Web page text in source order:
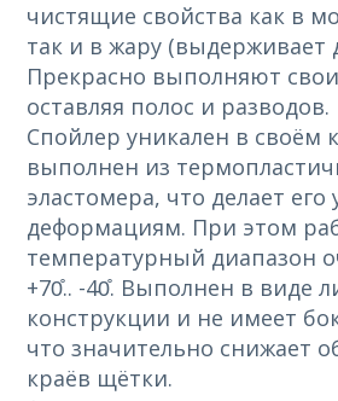
чистящие свойства как в
так и в жару (выдерживает
Прекрасно выполняют
оставляя полос и разводов.
Спойлер уникален в своём
выполнен из
эластомера, что делает
деформациям. При этом
температурный диапазон
+70̊.. -40̊. Выполнен в виде
конструкции и не имеет
что значительно снижает
краёв щётки.